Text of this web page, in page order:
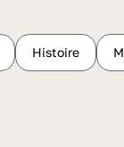
Histoire